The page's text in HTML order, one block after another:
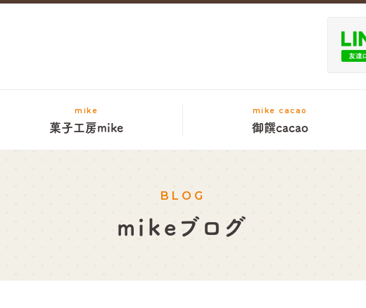
mike
菓子工房mike
mike cacao
御饌cacao
BLOG
mikeブログ